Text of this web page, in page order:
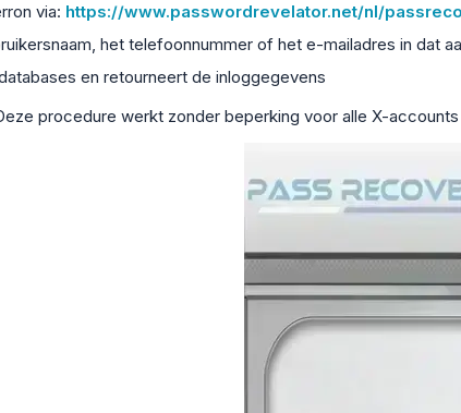
via: https://www.passwordrevelator.net/nl/
het telefoonnummer of het e-mailadres in dat
en retourneert de inloggegevens
procedure werkt zonder beperking voor alle X-